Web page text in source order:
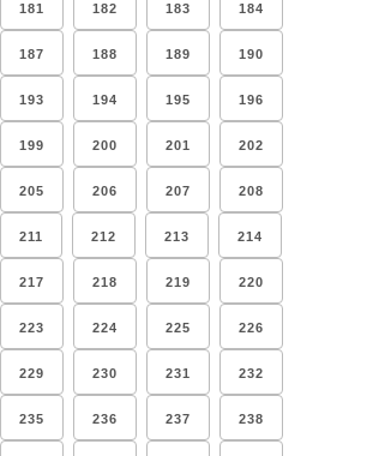
181 182 183 184
187 188 189 190
193 194 195 196
199 200 201 202
205 206 207 208
211 212 213 214
217 218 219 220
223 224 225 226
229 230 231 232
235 236 237 238